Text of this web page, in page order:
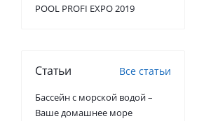
POOL PROFI EXPO 2019
Статьи Все статьи
Бассейн с морской водой –
Ваше домашнее море